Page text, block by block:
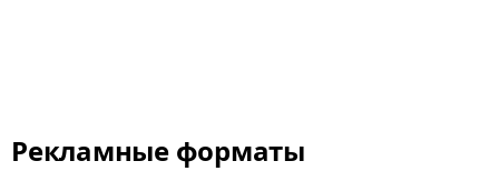
Рекламные форматы